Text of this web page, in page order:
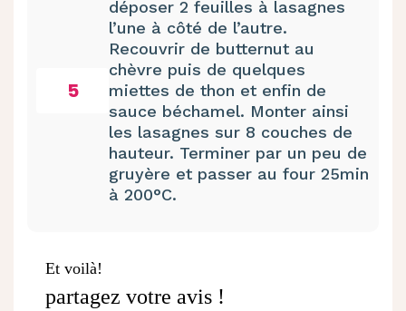
5
déposer 2 feuilles à lasagnes
l’une à côté de l’autre.
Recouvrir de butternut au
chèvre puis de quelques
miettes de thon et enfin de
sauce béchamel. Monter ainsi
les lasagnes sur 8 couches de
hauteur. Terminer par un peu de
gruyère et passer au four 25min
à 200°C.
Et voilà!
partagez votre avis !